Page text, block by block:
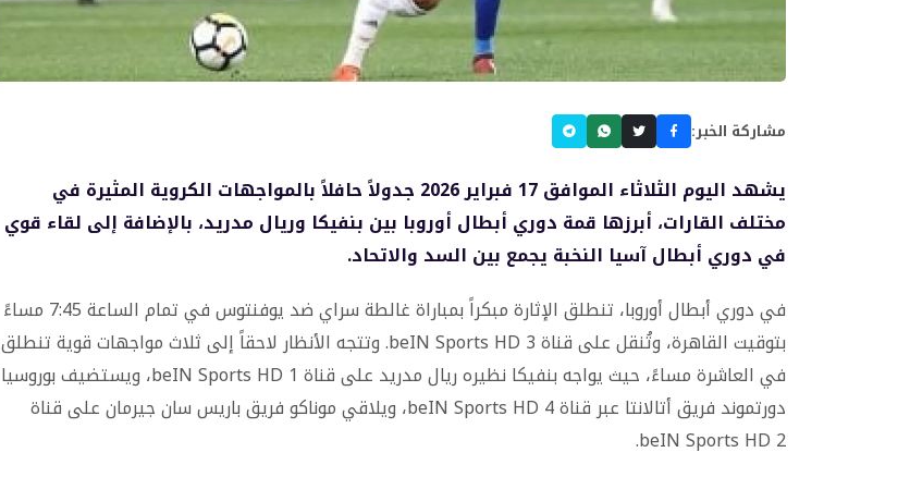
مشاركة الخبر:
يشهد اليوم الثلاثاء الموافق 17 فبراير 2026 جدولاً حافلاً بالمواجهات الكروية المثيرة في
مختلف القارات، أبرزها قمة دوري أبطال أوروبا بين بنفيكا وريال مدريد، بالإضافة إلى لقاء قوي
في دوري أبطال آسيا النخبة يجمع بين السد والاتحاد.
في دوري أبطال أوروبا، تنطلق الإثارة مبكراً بمباراة غالطة سراي ضد يوفنتوس في تمام الساعة 7:45 مساءً
بتوقيت القاهرة، وتُنقل على قناة beIN Sports HD 3. وتتجه الأنظار لاحقاً إلى ثلاث مواجهات قوية تنطلق
في العاشرة مساءً، حيث يواجه بنفيكا نظيره ريال مدريد على قناة beIN Sports HD 1، ويستضيف بوروسيا
دورتموند فريق أتالانتا عبر قناة beIN Sports HD 4، ويلاقي موناكو فريق باريس سان جيرمان على قناة
beIN Sports HD 2.